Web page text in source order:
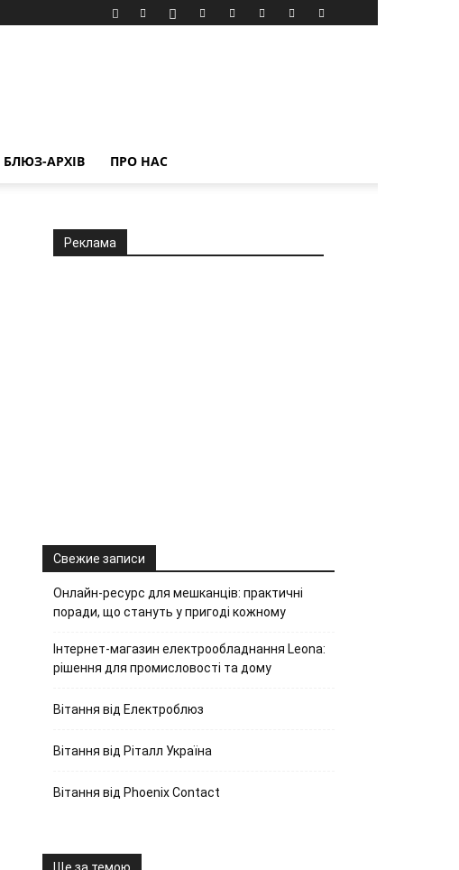
БЛЮЗ-АРХІВ ПРО НАС
Реклама
Свежие записи
Онлайн-ресурс для мешканців: практичні
поради, що стануть у пригоді кожному
Інтернет-магазин електрообладнання Leona:
рішення для промисловості та дому
Вітання від Електроблюз
Вітання від Ріталл Україна
Вітання від Phoenix Contact